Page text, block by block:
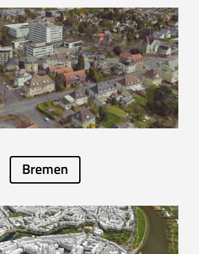
Bremen